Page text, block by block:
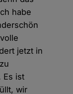
habe
jetzt in
Es ist
wir